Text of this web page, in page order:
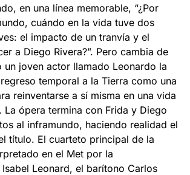
en una línea memorable, “¿Por
cuándo en la vida tuve dos
el impacto de un tranvía y el
a Diego Rivera?”. Pero cambia de
un joven actor llamado Leonardo la
temporal a la Tierra como una
reinventarse a sí misma en una vida
ópera termina con Frida y Diego
al inframundo, haciendo realidad el
título. El cuarteto principal de la
en el Met por la
Leonard, el barítono Carlos